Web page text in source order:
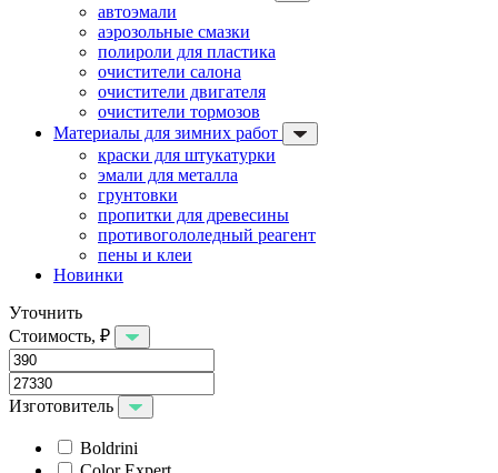
автоэмали
аэрозольные смазки
полироли для пластика
очистители салона
очистители двигателя
очистители тормозов
Материалы для зимних работ
краски для штукатурки
эмали для металла
грунтовки
пропитки для древесины
противогололедный реагент
пены и клеи
Новинки
Уточнить
Стоимость, ₽
Изготовитель
Boldrini